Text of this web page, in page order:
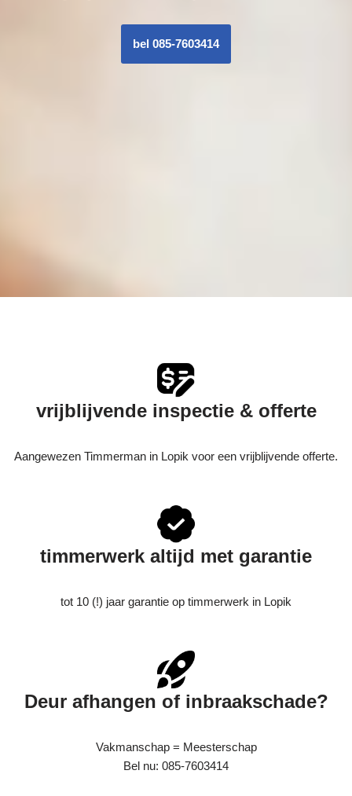
bel 085-7603414
vrijblijvende inspectie & offerte
Aangewezen Timmerman in Lopik voor een vrijblijvende offerte.
timmerwerk altijd met garantie
tot 10 (!) jaar garantie op timmerwerk in Lopik
Deur afhangen of inbraakschade?
Vakmanschap = Meesterschap
Bel nu: 085-7603414